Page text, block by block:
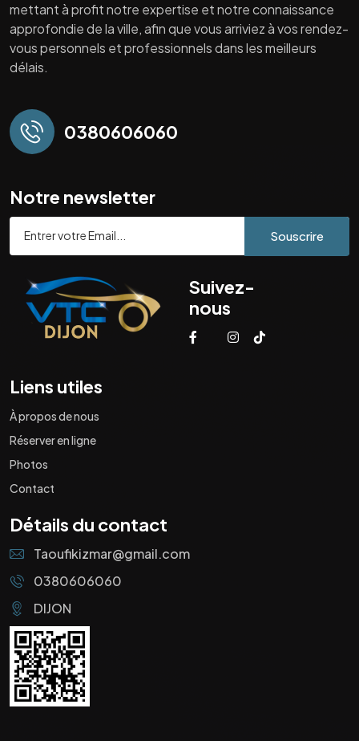
mettant à profit notre expertise et notre connaissance
approfondie de la ville, afin que vous arriviez à vos rendez-
vous personnels et professionnels dans les meilleurs
délais.
0380606060
Notre newsletter
Souscrire
Suivez-
nous
Liens utiles
À propos de nous
Réserver en ligne
Photos
Contact
Détails du contact
Taoufikizmar@gmail.com
0380606060
DIJON